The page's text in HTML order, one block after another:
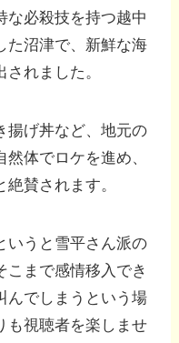
な必殺技を持つ越中
た沼津で、新鮮な海
れました。
揚げ丼など、地元の
体でロケを進め、
賛されます。
いうと雪平さん派の
こまで感情移入でき
んでしまうという場
も視聴者を楽しませ